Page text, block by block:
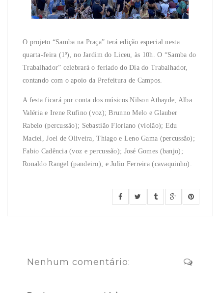
O projeto “Samba na Praça” terá edição especial nesta
quarta-feira (1º), no Jardim do Liceu, às 10h. O “Samba do
Trabalhador” celebrará o feriado do Dia do Trabalhador,
contando com o apoio da Prefeitura de Campos.
A festa ficará por conta dos músicos Nilson Athayde, Alba
Valéria e Irene Rufino (voz); Brunno Melo e Glauber
Rabelo (percussão); Sebastião Floriano (violão); Edu
Maciel, Joel de Oliveira, Thiago e Leno Gama (percussão);
Fabio Cadência (voz e percussão); José Gomes (banjo);
Ronaldo Rangel (pandeiro); e Julio Ferreira (cavaquinho).
Nenhum comentário: